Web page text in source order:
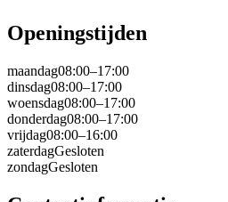
Openingstijden
maandag08:00–17:00
dinsdag08:00–17:00
woensdag08:00–17:00
donderdag08:00–17:00
vrijdag08:00–16:00
zaterdagGesloten
zondagGesloten